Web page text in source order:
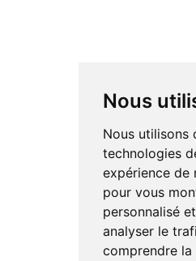
Nous
Nous utilisons
technologies
expérience de
pour vous
personnalisé
analyser le
comprendre